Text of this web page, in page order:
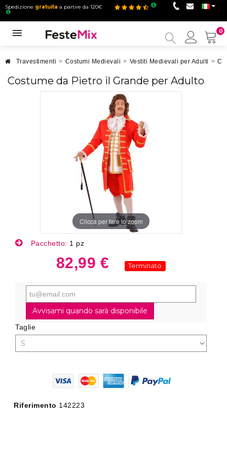
Spedizione gratuita a partire da 120€
0
mio
Travestimenti > Costumi Medievali > Vestiti Medievali per Adulti >
Costume da Pietro il Grande per Adulto
Clicca per fare lo zoom
Pacchetto: 1 pz
82,99 € Terminato
Avvisami quando sarà disponibile
Taglie
Riferimento 142223